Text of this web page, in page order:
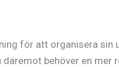
för att organisera sin
behöver en mer